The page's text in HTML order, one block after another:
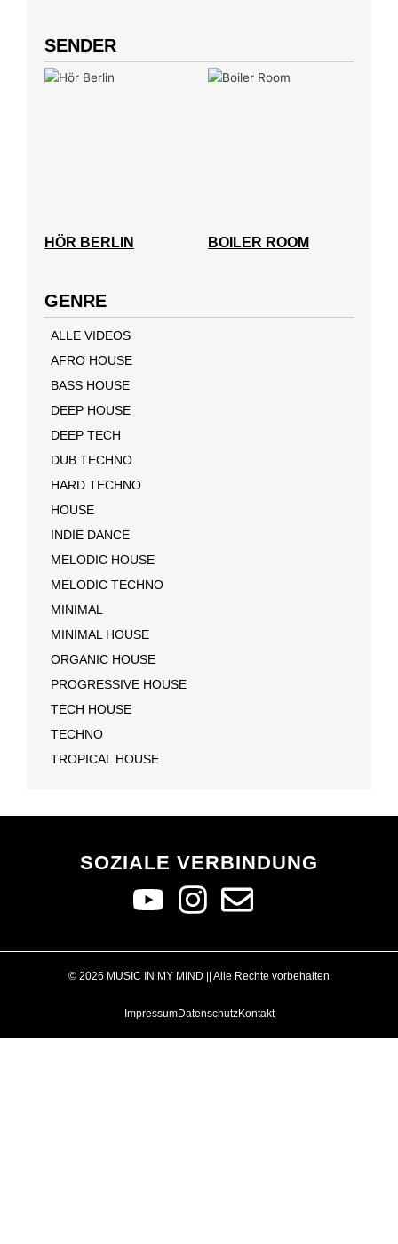
SENDER
HÖR BERLIN BOILER ROOM
GENRE
ALLE VIDEOS
AFRO HOUSE
BASS HOUSE
DEEP HOUSE
DEEP TECH
DUB TECHNO
HARD TECHNO
HOUSE
INDIE DANCE
MELODIC HOUSE
MELODIC TECHNO
MINIMAL
MINIMAL HOUSE
ORGANIC HOUSE
PROGRESSIVE HOUSE
TECH HOUSE
TECHNO
TROPICAL HOUSE
SOZIALE VERBINDUNG
© 2026 MUSIC IN MY MIND || Alle Rechte vorbehalten
ImpressumDatenschutzKontakt